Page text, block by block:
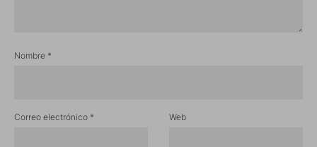
Nombre *
Correo electrónico * Web